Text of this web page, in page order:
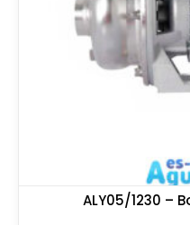
ALY05/1230 –